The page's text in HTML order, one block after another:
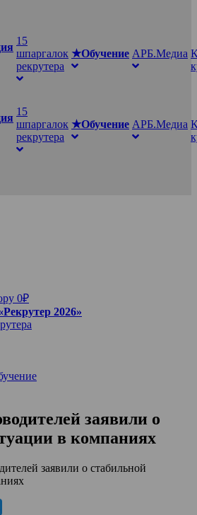
15
шпаргалок
рекрутера
★Обучение АРБ.Медиа
15
шпаргалок
рекрутера
★Обучение АРБ.Медиа
0₽
2026»
заявили о
в компаниях
заявили о стабильной